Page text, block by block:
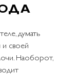
думать
своей
Наоборот,